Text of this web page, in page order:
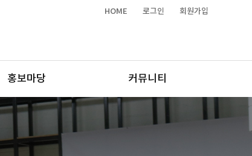
HOME 로그인 회원가입
홍보마당 커뮤니티